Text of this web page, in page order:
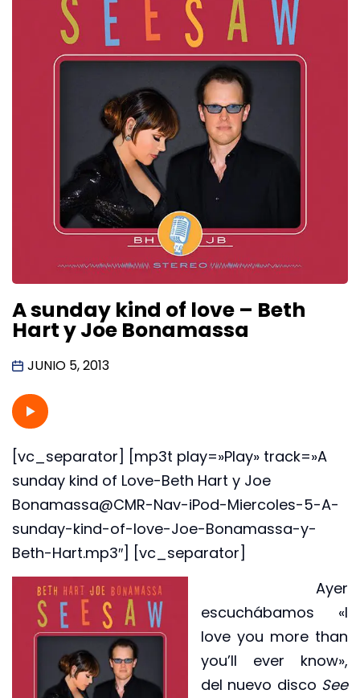
A sunday kind of love – Beth
Hart y Joe Bonamassa
JUNIO 5, 2013
[vc_separator] [mp3t play=»Play» track=»A
sunday kind of Love-Beth Hart y Joe
Bonamassa@CMR-Nav-iPod-Miercoles-5-A-
sunday-kind-of-love-Joe-Bonamassa-y-
Beth-Hart.mp3″] [vc_separator]
Ayer
escuchábamos «I
love you more than
you’ll ever know»,
del nuevo disco See